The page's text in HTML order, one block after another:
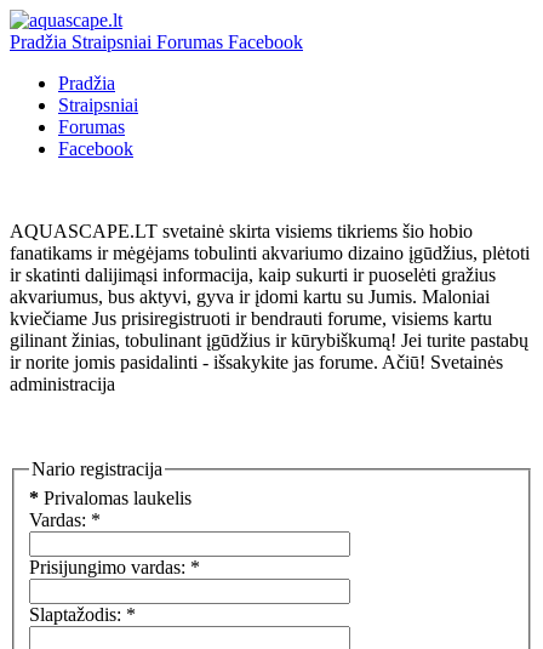
Pradžia Straipsniai Forumas Facebook
Pradžia
Straipsniai
Forumas
Facebook
AQUASCAPE.LT svetainė skirta visiems tikriems šio hobio
fanatikams ir mėgėjams tobulinti akvariumo dizaino įgūdžius, plėtoti
ir skatinti dalijimąsi informacija, kaip sukurti ir puoselėti gražius
akvariumus, bus aktyvi, gyva ir įdomi kartu su Jumis. Maloniai
kviečiame Jus prisiregistruoti ir bendrauti forume, visiems kartu
gilinant žinias, tobulinant įgūdžius ir kūrybiškumą! Jei turite pastabų
ir norite jomis pasidalinti - išsakykite jas forume. Ačiū! Svetainės
administracija
Nario registracija
* Privalomas laukelis
Vardas: *
Prisijungimo vardas: *
Slaptažodis: *